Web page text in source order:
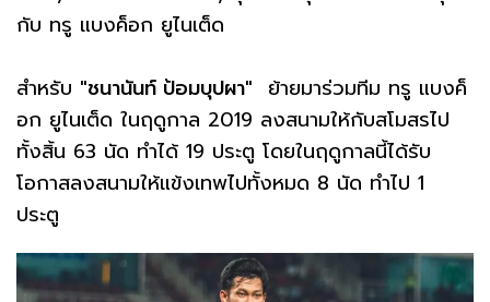
กับ ทรู แบงค็อก ยูไนเต็ด ⁣
สำหรับ "ชนานันท์ ป้อมบุปผา" ย้ายมาร่วมทีม ทรู แบงค็
อก ยูไนเต็ด ในฤดูกาล 2019 ลงสนามให้กับสโมสรไป
ทั้งสิ้น 63 นัด ทำได้ 19 ประตู โดยในฤดูกาลนี้ได้รับ
โอกาสลงสนามให้แข้งเทพไปทั้งหมด 8 นัด ทำไป 1
ประตู